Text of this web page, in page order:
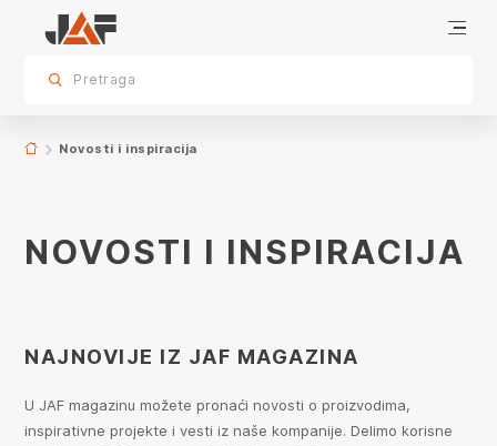
sr.skip-to.main-content
sr.skip-to.table-of-contents
sr.skip-to.main-navigation
Novosti i Inspiracija
Najnovije iz JAF magazina
Pretraga
Novosti i inspiracija
NOVOSTI I INSPIRACIJA
NAJNOVIJE IZ JAF MAGAZINA
U JAF magazinu možete pronaći novosti o proizvodima,
inspirativne projekte i vesti iz naše kompanije. Delimo korisne